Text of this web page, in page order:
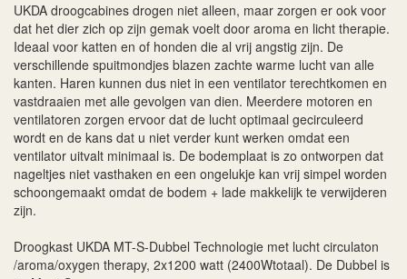
UKDA droogcabines drogen niet alleen, maar zorgen er ook voor
dat het dier zich op zijn gemak voelt door aroma en licht therapie.
Ideaal voor katten en of honden die al vrij angstig zijn. De
verschillende spuitmondjes blazen zachte warme lucht van alle
kanten. Haren kunnen dus niet in een ventilator terechtkomen en
vastdraaien met alle gevolgen van dien. Meerdere motoren en
ventilatoren zorgen ervoor dat de lucht optimaal gecirculeerd
wordt en de kans dat u niet verder kunt werken omdat een
ventilator uitvalt minimaal is. De bodemplaat is zo ontworpen dat
nageltjes niet vasthaken en een ongelukje kan vrij simpel worden
schoongemaakt omdat de bodem + lade makkelijk te verwijderen
zijn.
Droogkast UKDA MT-S-Dubbel Technologie met lucht circulaton
/aroma/oxygen therapy, 2x1200 watt (2400Wtotaal). De Dubbel is